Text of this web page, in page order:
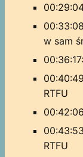
w sam
RTFU
RTFU